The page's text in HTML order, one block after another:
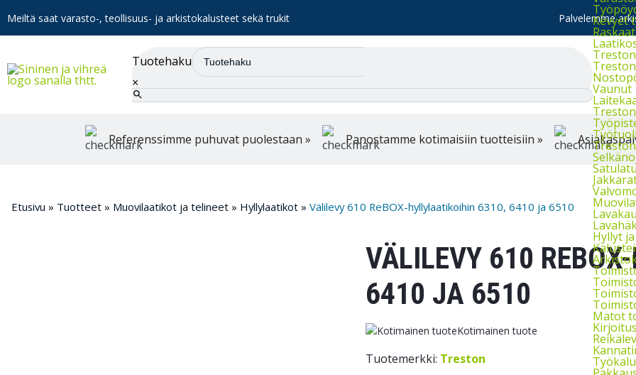
Meiltä saat varasto-, teollisuus- ja arkistokalusteet sekä trukit Palvelemme
Tuotehaku
×
Kevyet
Vaunut
Hyllyt
Matot
Referenssimme puhuvat puolestaan » Panostamme kotimaisiin tuotteisiin »
Etusivu » Tuotteet » Muovilaatikot ja telineet » Hyllylaatikot » Välilevy 610 ReBOX-hyllylaatikoihin 6310, 6410 ja 6510
VÄLILEVY 610
6410 JA 6510
Kotimainen tuote
Tuotemerkki: Treston